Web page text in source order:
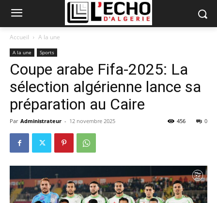
Accueil A la une
A la une Sports
Coupe arabe Fifa-2025: La
sélection algérienne lance sa
préparation au Caire
Par Administrateur - 12 novembre 2025 0
456